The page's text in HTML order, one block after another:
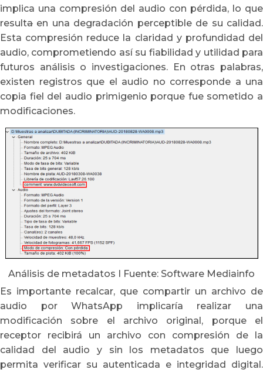
implica una compresión del audio con pérdida, lo que
resulta en una degradación perceptible de su calidad.
Esta compresión reduce la claridad y profundidad del
audio, comprometiendo así su fiabilidad y utilidad para
futuros análisis o investigaciones. En otras palabras,
existen registros que el audio no corresponde a una
copia fiel del audio primigenio porque fue sometido a
modificaciones.
Análisis de metadatos I Fuente: Software Mediainfo
Es importante recalcar, que compartir un archivo de
audio por WhatsApp implicaría realizar una
modificación sobre el archivo original, porque el
receptor recibirá un archivo con compresión de la
calidad del audio y sin los metadatos que luego
permita verificar su autenticada e integridad digital.